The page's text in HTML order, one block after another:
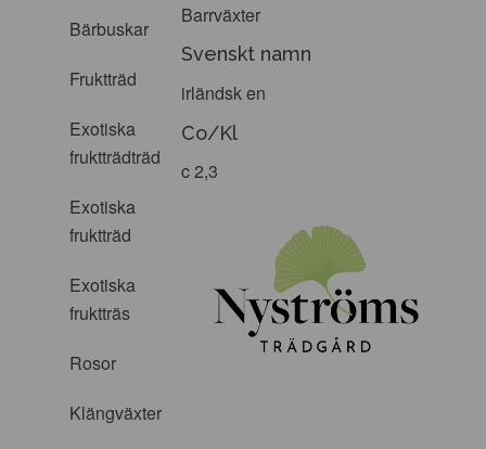
Bärbuskar
Fruktträd
Exotiska
fruktträdträd
Exotiska
fruktträd
Exotiska
fruktträs
Rosor
Klängväxter
Barrväxter
Svenskt namn
irländsk en
Co/Kl
c 2,3